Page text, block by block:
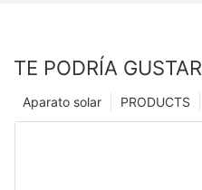
TE PODRÍA GUSTAR
PRODUCTS
Aparato solar